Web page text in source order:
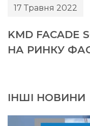
17 Травня 2022
KMD FACADE
НА РИНКУ
ІНШІ НОВИНИ